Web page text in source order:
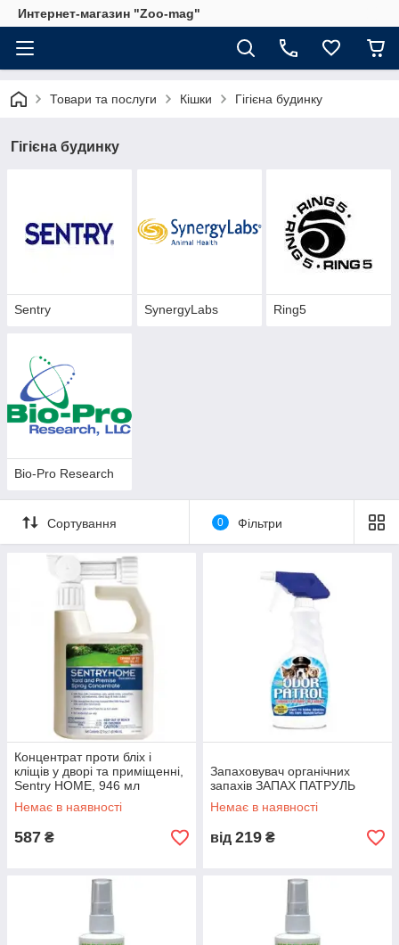
Интернет-магазин "Zoo-mag"
Товари та послуги Кішки Гігієна будинку
Гігієна будинку
Sentry SynergyLabs Ring5
Bio-Pro Research
Сортування 0 Фільтри
Концентрат проти бліх і
кліщів у дворі та приміщенні,
Sentry HOME, 946 мл
Немає в наявності
587 ₴
Запаховувач органічних
запахів ЗАПАХ ПАТРУЛЬ
Немає в наявності
від 219 ₴